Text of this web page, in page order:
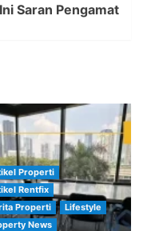
Saran Pengamat
Properti
Rentfix
Properti
Lifestyle
News